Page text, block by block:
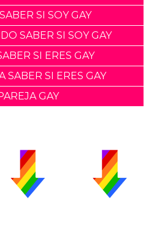
SI SOY GAY
SABER SI SOY GAY
SI ERES GAY
SABER SI ERES GAY
GAY